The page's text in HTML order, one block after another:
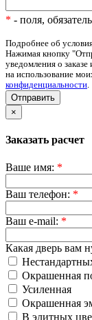
* - поля,
Подробнее об
Нажимая кнопку
уведомления о
на использование
конфиденциальности.
Отправить
×
Заказать расчет
Ваше имя: *
Ваш телефон: *
Ваш e-mail: *
Какая дверь вам
Окрашенная
Усиленная
Окрашенная
В элитных